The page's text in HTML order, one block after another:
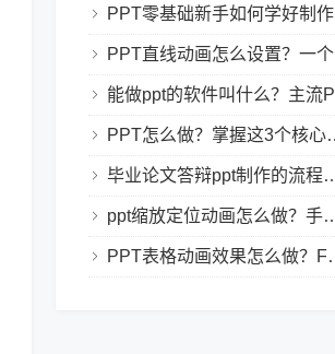
PPT零基础新手如何学好制作PPT？新手入门全攻略
PPT直线动画怎么设置？一个简单的设置技巧
能做ppt的软件叫什么？主流PPT制作软件盘点与选型指南
PPT怎么做？掌握这3个核心制作方法与技巧，新手也能变大神！
毕业论文答辩ppt制作的流程是怎样的？新手零门槛指南
ppt缩放定位动画怎么做？手把手教程，小白也能学会做动态PPT
PPT表格动画效果怎么做？Focusky让你的演示更独特！